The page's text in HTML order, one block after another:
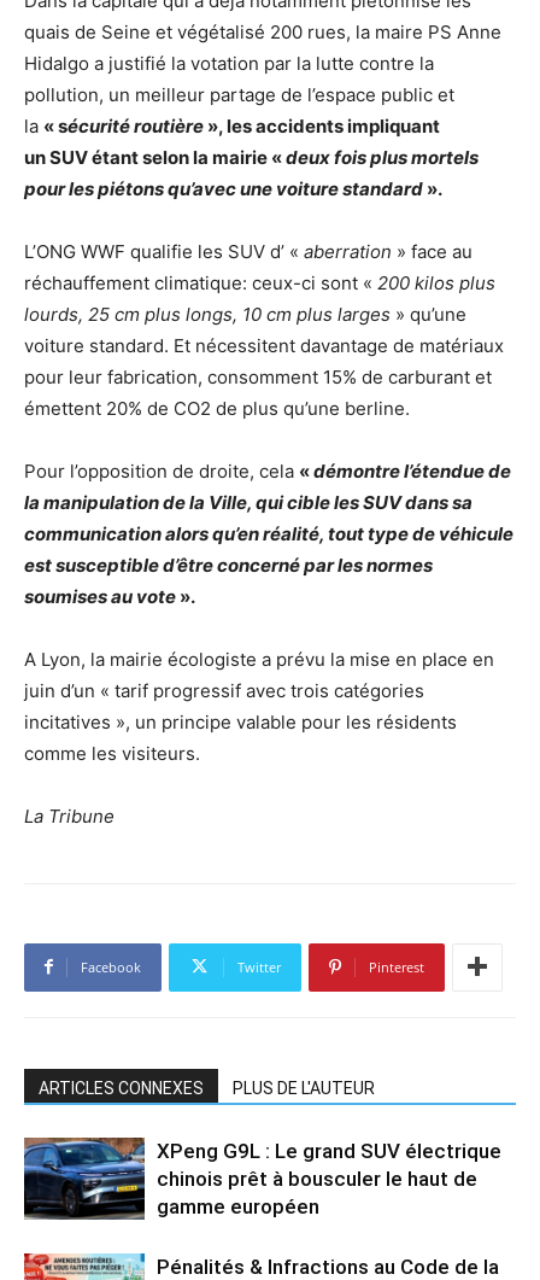
quais de Seine et végétalisé 200 rues, la maire PS Anne
Hidalgo a justifié la votation par la lutte contre la
pollution, un meilleur partage de l’espace public et
la « sécurité routière », les accidents impliquant
un SUV étant selon la mairie «deux fois plus mortels
pour les piétons qu’avec une voiture standard ».
L’ONG WWF qualifie les SUV d’ « aberration » face au
réchauffement climatique: ceux-ci sont « 200 kilos plus
lourds, 25 cm plus longs, 10 cm plus larges » qu’une
voiture standard. Et nécessitent davantage de matériaux
pour leur fabrication, consomment 15% de carburant et
émettent 20% de CO2 de plus qu’une berline.
Pour l’opposition de droite, cela «démontre l’étendue de
la manipulation de la Ville, qui cible les SUV dans sa
communication alors qu’en réalité, tout type de véhicule
est susceptible d’être concerné par les normes
soumises au vote ».
A Lyon, la mairie écologiste a prévu la mise en place en
juin d’un « tarif progressif avec trois catégories
incitatives », un principe valable pour les résidents
comme les visiteurs.
La Tribune
Facebook Twitter Pinterest
ARTICLES CONNEXES PLUS DE L'AUTEUR
XPeng G9L : Le grand SUV électrique
chinois prêt à bousculer le haut de
gamme européen
Pénalités & Infractions au Code de la